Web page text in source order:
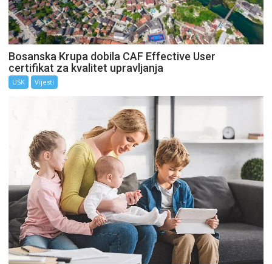
Bosanska Krupa dobila CAF Effective User
certifikat za kvalitet upravljanja
USK Vijesti